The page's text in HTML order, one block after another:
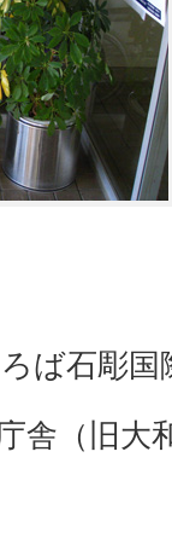
ば石彫
舎（旧大